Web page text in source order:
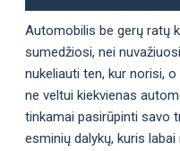
Automobilis be gerų ratų
sumedžiosi, nei
nukeliauti ten, kur norisi,
ne veltui kiekvienas
tinkamai pasirūpinti savo
esminių dalykų, kuris